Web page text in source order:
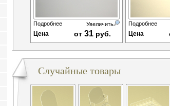
Подробнее Увеличить
Цена от 31 руб.
Подробнее
Цена
Случайные товары